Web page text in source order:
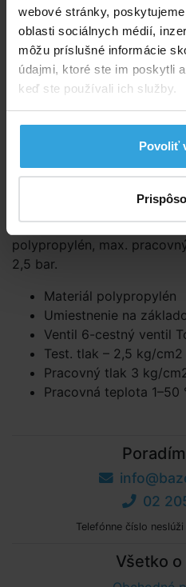
webové stránky,
oblasti sociálnych médií,
môžu príslušné informácie
údajmi, ktoré ste im poskytli
keď ste používali ich služby.
Povoliť
344,96 EUR bez DPH
Spýtajte sa predavača
Podrobný popis
Iba samostatná filtračná
bez čerpadla. Filtračná
polypropylén, max.
2,5 bar.
Materiál polypropylén
Umiestnenie na
Ventil 6-cestný ventil
Test. tlak – 2,5 kg/cm2
Pracovný tlak 3 kg/
Pracovná teplota 1–50
02
Telefónne číslo
Všetko